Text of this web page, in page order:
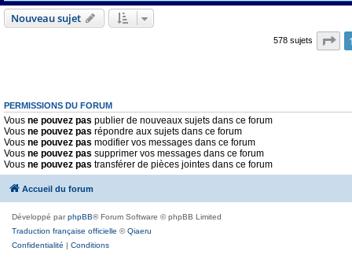
Nouveau sujet
578 sujets
PERMISSIONS DU FORUM
Vous ne pouvez pas publier de nouveaux sujets dans ce forum
Vous ne pouvez pas répondre aux sujets dans ce forum
Vous ne pouvez pas modifier vos messages dans ce forum
Vous ne pouvez pas supprimer vos messages dans ce forum
Vous ne pouvez pas transférer de pièces jointes dans ce forum
Accueil du forum
Développé parphpBB® Forum Software © phpBB Limited
Traduction française officielle ©Qiaeru
Confidentialité | Conditions